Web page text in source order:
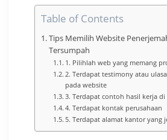
Table of Contents
Tips Memilih Website
Tersumpah
1. Pilihlah web yang memang
2. Terdapat testimony atau
pada website
3. Terdapat contoh hasil kerja
4. Terdapat kontak perusahaan
5. Terdapat alamat kantor yang